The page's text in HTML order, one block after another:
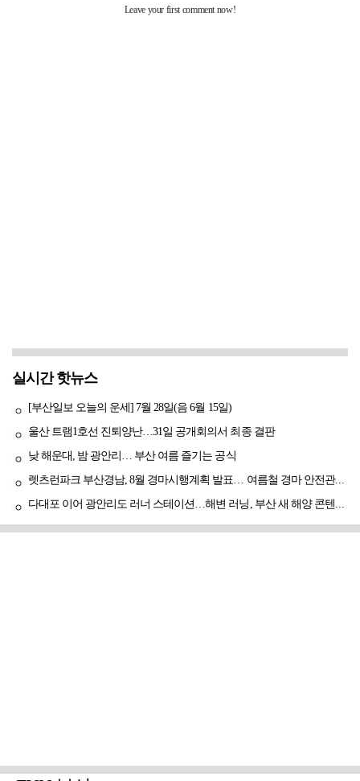
실시간 핫뉴스
[부산일보 오늘의 운세] 7월 28일(음 6월 15일)
울산 트램1호선 진퇴양난…31일 공개회의서 최종 결판
낮 해운대, 밤 광안리… 부산 여름 즐기는 공식
렛츠런파크 부산경남, 8월 경마시행계획 발표… 여름철 경마 안전관리 강화
다대포 이어 광안리도 러너 스테이션…해변 러닝, 부산 새 해양 콘텐츠로